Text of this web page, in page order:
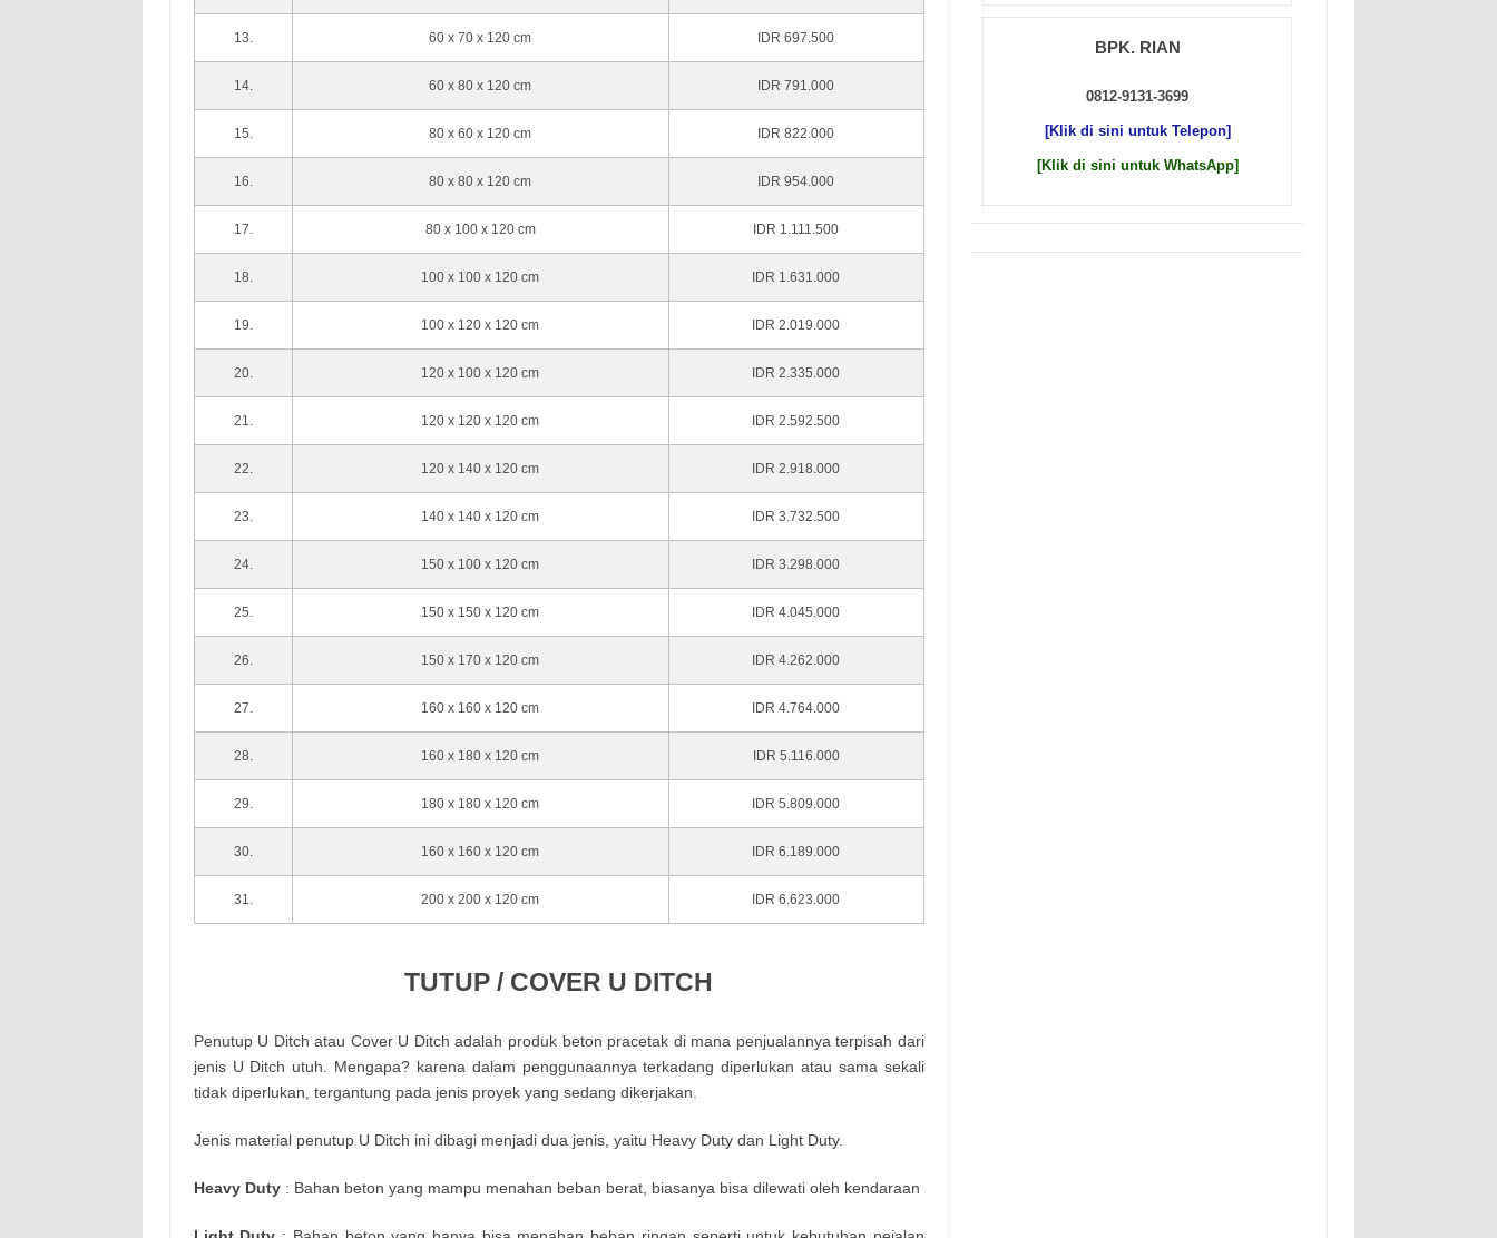
13. 60 x 70 x 120 cm IDR 697.500
14. 60 x 80 x 120 cm IDR 791.000
15. 80 x 60 x 120 cm IDR 822.000
16. 80 x 80 x 120 cm IDR 954.000
17. 80 x 100 x 120 cm IDR 1.111.500
18. 100 x 100 x 120 cm IDR 1.631.000
19. 100 x 120 x 120 cm IDR 2.019.000
20. 120 x 100 x 120 cm IDR 2.335.000
21. 120 x 120 x 120 cm IDR 2.592.500
22. 120 x 140 x 120 cm IDR 2.918.000
23. 140 x 140 x 120 cm IDR 3.732.500
24. 150 x 100 x 120 cm IDR 3.298.000
25. 150 x 150 x 120 cm IDR 4.045.000
26. 150 x 170 x 120 cm IDR 4.262.000
27. 160 x 160 x 120 cm IDR 4.764.000
28. 160 x 180 x 120 cm IDR 5.116.000
29. 180 x 180 x 120 cm IDR 5.809.000
30. 160 x 160 x 120 cm IDR 6.189.000
31. 200 x 200 x 120 cm IDR 6.623.000
TUTUP / COVER U DITCH
Penutup U Ditch atau Cover U Ditch adalah produk beton pracetak di mana penjualannya terpisah dari
jenis U Ditch utuh. Mengapa? karena dalam penggunaannya terkadang diperlukan atau sama sekali
tidak diperlukan, tergantung pada jenis proyek yang sedang dikerjakan.
Jenis material penutup U Ditch ini dibagi menjadi dua jenis, yaitu Heavy Duty dan Light Duty.
Heavy Duty: Bahan beton yang mampu menahan beban berat, biasanya bisa dilewati oleh kendaraan
BPK. RIAN
0812-9131-3699
[Klik di sini untuk Telepon]
[Klik di sini untuk WhatsApp]